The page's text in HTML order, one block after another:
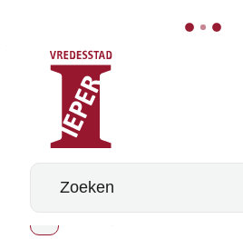
Naar inhoud
Stad Ieper
Wat zoek je?
Toon alle broodkruimel items